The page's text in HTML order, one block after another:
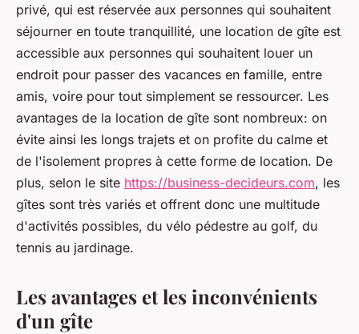
privé, qui est réservée aux personnes qui souhaitent
séjourner en toute tranquillité, une location de gîte est
accessible aux personnes qui souhaitent louer un
endroit pour passer des vacances en famille, entre
amis, voire pour tout simplement se ressourcer. Les
avantages de la location de gîte sont nombreux: on
évite ainsi les longs trajets et on profite du calme et
de l'isolement propres à cette forme de location. De
plus, selon le site https://business-decideurs.com, les
gîtes sont très variés et offrent donc une multitude
d'activités possibles, du vélo pédestre au golf, du
tennis au jardinage.
Les avantages et les inconvénients
d'un gîte